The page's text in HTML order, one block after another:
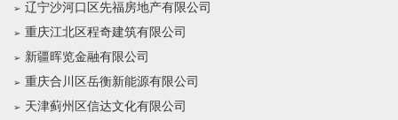
辽宁沙河口区先福房地产有限公司
重庆江北区程奇建筑有限公司
新疆晖览金融有限公司
重庆合川区岳衡新能源有限公司
天津蓟州区信达文化有限公司